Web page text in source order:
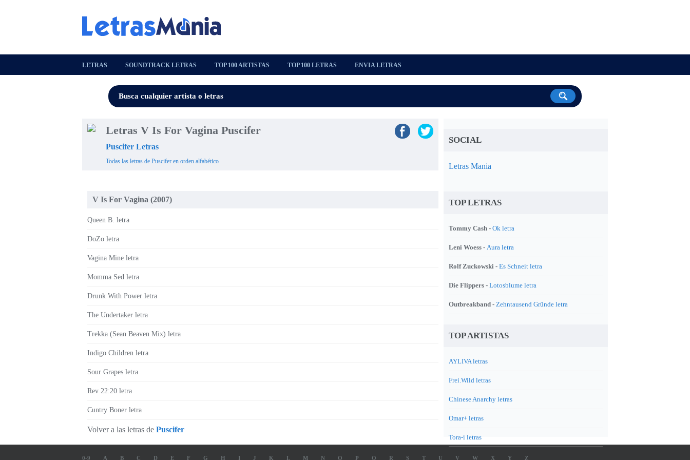
LETRAS SOUNDTRACK LETRAS TOP 100 ARTISTAS TOP 100 LETRAS ENVIA LETRAS
Letras V Is For Vagina Puscifer
Puscifer Letras
Todas las letras de Puscifer en orden alfabético
V Is For Vagina (2007)
Queen B. letra
DoZo letra
Vagina Mine letra
Momma Sed letra
Drunk With Power letra
The Undertaker letra
Trekka (Sean Beaven Mix) letra
Indigo Children letra
Sour Grapes letra
Rev 22:20 letra
Cuntry Boner letra
Volver a las letras de Puscifer
SOCIAL
Letras Mania
TOP LETRAS
Tommy Cash - Ok letra
Leni Woess - Aura letra
Rolf Zuckowski - Es Schneit letra
Die Flippers - Lotosblume letra
Outbreakband - Zehntausend Gründe letra
TOP ARTISTAS
AYLIVA letras
Frei.Wild letras
Chinese Anarchy letras
Omar+ letras
Tora-i letras
0-9 A B C D E F G H I J K L M N O P Q R S T U V W X Y Z